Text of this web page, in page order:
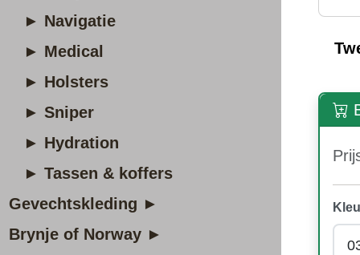
► Navigatie
► Medical
► Holsters
► Sniper
► Hydration
► Tassen & koffers
Gevechtskleding ►
Brynje of Norway ►